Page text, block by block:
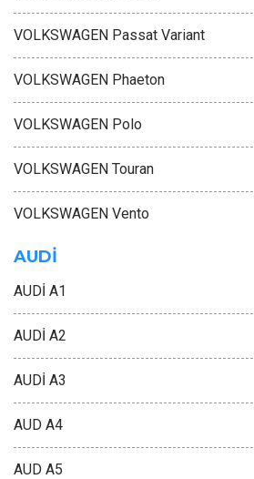
VOLKSWAGEN Passat Variant
VOLKSWAGEN Phaeton
VOLKSWAGEN Polo
VOLKSWAGEN Touran
VOLKSWAGEN Vento
AUDİ
AUDİ A1
AUDİ A2
AUDİ A3
AUD A4
AUD A5